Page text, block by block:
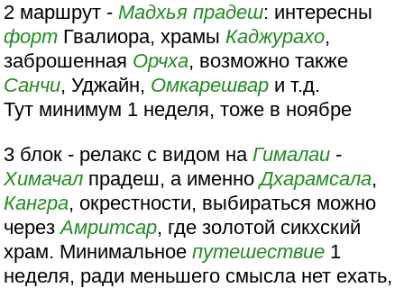
2 маршрут -Мадхья прадеш: интересны
форт Гвалиора, храмыКаджурахо,
заброшенная Орчха, возможно также
Санчи, Уджайн, Омкарешвар и т.д.
Тут минимум 1 неделя, тоже в ноябре
3 блок - релакс с видом на Гималаи -
Химачал прадеш, а именноДхарамсала,
Кангра, окрестности, выбираться можно
черезАмритсар, где золотой сикхский
храм. Минимальноепутешествие 1
неделя, ради меньшего смысла нет ехать,